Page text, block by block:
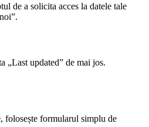
de a solicita acces la datele tale
„Last updated” de mai jos.
folosește formularul simplu de